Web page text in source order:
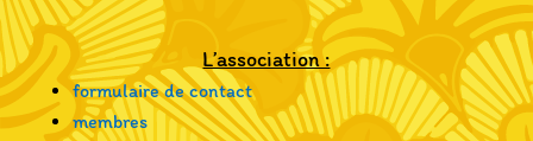
L’association :
formulaire de contact
membres